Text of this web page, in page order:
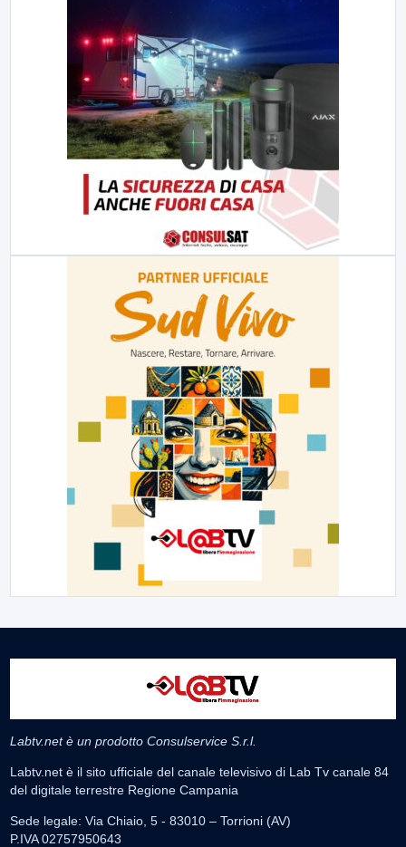
Labtv.net è un prodotto Consulservice S.r.l.
Labtv.net è il sito ufficiale del canale televisivo di Lab Tv canale 84
del digitale terrestre Regione Campania
Sede legale: Via Chiaio, 5 - 83010 – Torrioni (AV)
P.IVA 02757950643